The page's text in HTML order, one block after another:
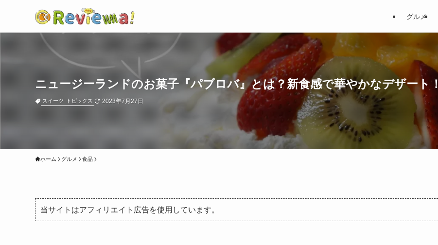
グルメ
ニュージーランドのお菓子『パブロバ』とは？新食感で華やかなデザート！
スイーツ トピックス 2023年7月27日
ホーム グルメ 食品
当サイトはアフィリエイト広告を使用しています。